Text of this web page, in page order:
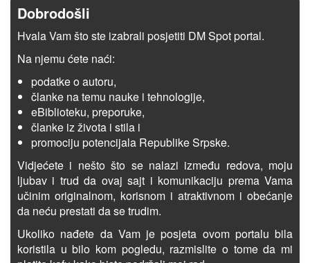
Dobrodošli
Hvala Vam što ste izabrali posjetiti DM Spot portal.
Na njemu ćete naći:
podatke o autoru,
članke na temu nauke i tehnologije,
eBiblioteku, preporuke,
članke iz života i stila i
promociju potencijala Republike Srpske.
Vidjećete i nešto što se nalazi između redova, moju
ljubav i trud da ovaj sajt i komunikaciju prema Vama
učinim originalnom, korisnom i atraktivnom i obećanje
da neću prestati da se trudim.
Ukoliko nađete da Vam je posjeta ovom portalu bila
koristila u bilo kom pogledu, razmislite o tome da mi